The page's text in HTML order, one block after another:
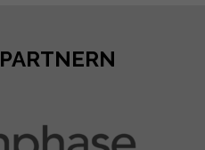
PARTNERN